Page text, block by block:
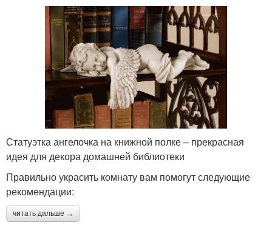
Статуэтка ангелочка на книжной полке – прекрасная
идея для декора домашней библиотеки
Правильно украсить комнату вам помогут следующие
рекомендации:
читать дальше →